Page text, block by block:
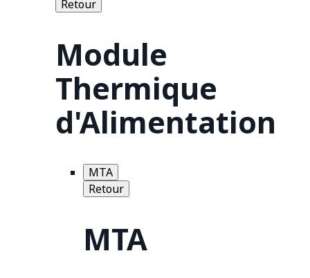
Retour
Module
Thermique
d'Alimentation
MTA
Retour
MTA